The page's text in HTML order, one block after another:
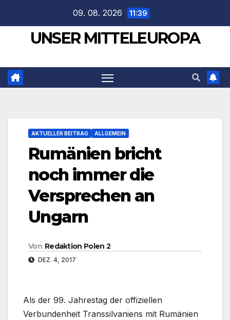
springen
09. 08. 2026 11:39
UNSER MITTELEUROPA
AKTUELLER BEITRAG ALLGEMEIN
Rumänien bricht
noch immer die
Versprechen an
Ungarn
Von Redaktion Polen 2
DEZ. 4, 2017
Als der 99. Jahrestag der offiziellen
Verbundenheit Transsilvaniens mit Rumänien